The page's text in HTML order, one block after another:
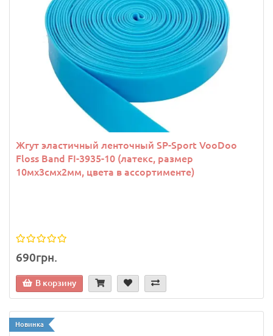
Жгут эластичный ленточный SP-Sport VooDoo
Floss Band FI-3935-10 (латекс, размер
10мх3смх2мм, цвета в ассортименте)
690грн.
В корзину
Новинка